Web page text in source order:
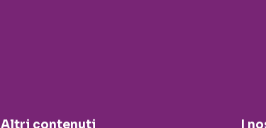
Altri contenuti I